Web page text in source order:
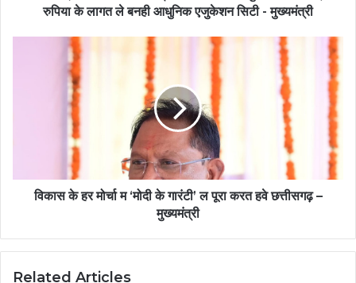
रुपिया के लागत ले बनही आधुनिक एजुकेशन सिटी - मुख्यमंत्री
विकास के हर मोर्चा म ‘मोदी के गारंटी’ ल पूरा करत हवे छत्तीसगढ़ –
मुख्यमंत्री
Related Articles